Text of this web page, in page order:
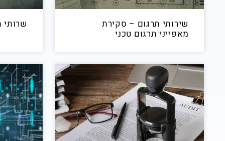
שירותי תרגום – סקירת
מאפייני תרגום טכני
שרותי